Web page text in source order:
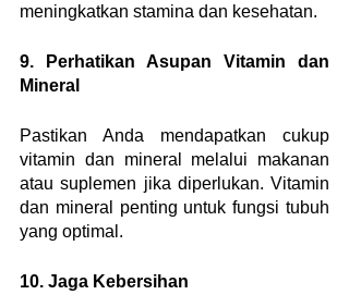
meningkatkan stamina dan kesehatan.
9. Perhatikan Asupan Vitamin dan
Mineral
Pastikan Anda mendapatkan cukup
vitamin dan mineral melalui makanan
atau suplemen jika diperlukan. Vitamin
dan mineral penting untuk fungsi tubuh
yang optimal.
10. Jaga Kebersihan